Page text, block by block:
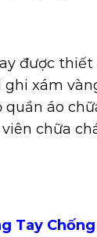
được thiết
xám
áo
chữa
Tay